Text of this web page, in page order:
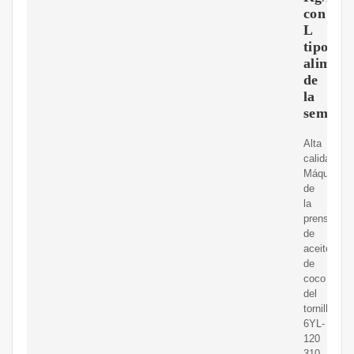
con
L
tipo
de
la
semilla
Alta
calidad
Máquina
de
la
prensa
de
aceite
de
coco
del
tornillo
6YL-
120